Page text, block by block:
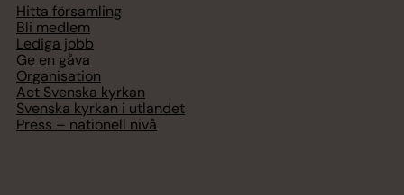
Hitta församling
Bli medlem
Lediga jobb
Ge en gåva
Organisation
Act Svenska kyrkan
Svenska kyrkan i utlandet
Press – nationell nivå